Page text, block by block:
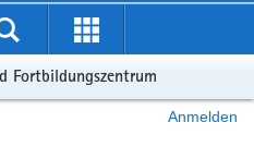
Fortbildungszentrum
Anmelden